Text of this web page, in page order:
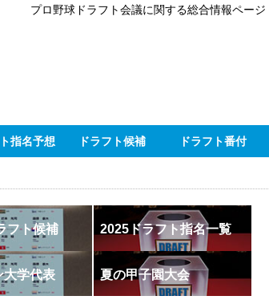
プロ野球ドラフト会議に関する総合情報ページ
指名予想 ドラフト候補 ドラフト番付
フト候補 2025ドラフト指名一覧
大学代表 夏の甲子園大会